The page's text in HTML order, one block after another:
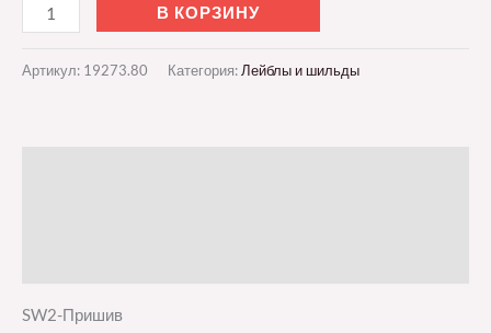
В КОРЗИНУ
Артикул: 19273.80 Категория: Лейблы и шильды
SW2-Пришив